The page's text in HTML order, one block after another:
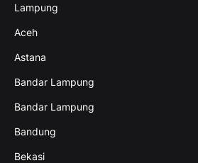
Lampung
Aceh
Astana
Bandar Lampung
Bandar Lampung
Bandung
Bekasi